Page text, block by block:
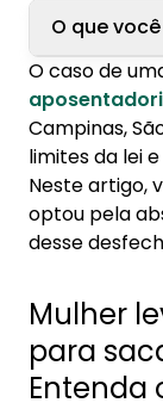
O que
1. Mulher
2. Qual a
O caso de
Campinas,
limites da lei
Neste artigo,
optou pela
desse
Mulher
para
Entenda